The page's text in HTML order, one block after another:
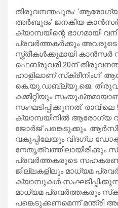
തിരുവനന്തപുരം:
അര്‍ബുദം’ ജനകീയ
ക്യാമ്പയിന്റെ ഭാഗമായി
പ്രവര്‍ത്തകര്‍ക്കും
സ്ത്രീകള്‍ക്കുമായി കാന്‍സര്‍
ഫെബ്രുവരി 20ന്
ഹാളിലാണ് സ്‌ക്രീനിംഗ്.
കെ.യു.ഡബ്ല്യു.ജെ.
കമ്മിറ്റിയും
സംഘടിപ്പിക്കുന്നത്.
ക്യാമ്പയിനില്‍ ആരോഗ്യ
ജോര്‍ജ് പങ്കെടുക്കും.
വകുപ്പിലേയും വിദഗ്ധ
നേതൃത്വത്തിലായിരിക്കും
പ്രവര്‍ത്തകരുടെ
ജില്ലകളിലും മാധ്യമ
ക്യാമ്പുകള്‍
മാധ്യമ പ്രവര്‍ത്തകരും
പങ്കെടുക്കണമെന്ന് മന്ത്രി